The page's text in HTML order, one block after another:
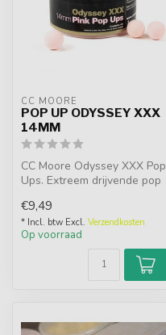
CC MOORE
POP UP ODYSSEY XXX
14MM
CC Moore Odyssey XXX Pop
Ups. Extreem drijvende pop
€9,49
* Incl. btw Excl. Verzendkosten
Op voorraad